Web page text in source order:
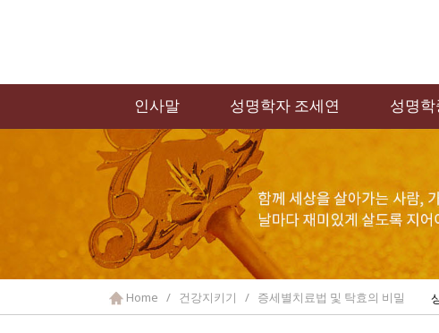
인사말 성명학자 조세연 성명
Home / 건강지키기 / 증세별치료법 및 탁효의 비밀